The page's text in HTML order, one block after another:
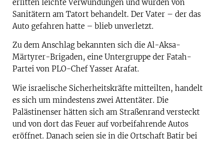
erlitten leichte Verwundungen und wurden von
Sanitätern am Tatort behandelt. Der Vater – der das
Auto gefahren hatte – blieb unverletzt.
Zu dem Anschlag bekannten sich die Al-Aksa-
Märtyrer-Brigaden, eine Untergruppe der Fatah-
Partei von PLO-Chef Yasser Arafat.
Wie israelische Sicherheitskräfte mitteilten, handelt
es sich um mindestens zwei Attentäter. Die
Palästinenser hätten sich am Straßenrand versteckt
und von dort das Feuer auf vorbeifahrende Autos
eröffnet. Danach seien sie in die Ortschaft Batir bei